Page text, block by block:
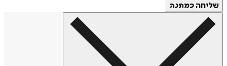
שליחה כמתנה